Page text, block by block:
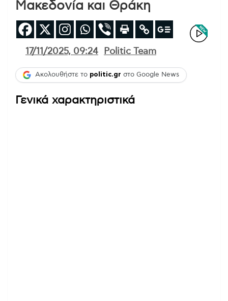
Μακεδονία και Θράκη
17/11/2025, 09:24 Politic Team
Ακολουθήστε το politic.gr στο Google News
Γενικά χαρακτηριστικά